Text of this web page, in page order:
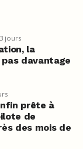
jours
la
davantage
prête à
de
des mois de